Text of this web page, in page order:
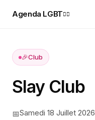
Agenda LGBT🏳️‍🌈
🎉Club
Slay Club
📅Samedi 18 Juillet 2026